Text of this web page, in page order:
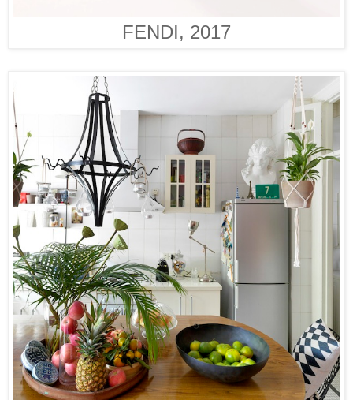
FENDI, 2017